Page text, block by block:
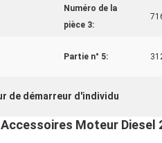
Numéro de la
pièce 3:
Partie n° 5:
de démarreur d'individu
Moteur